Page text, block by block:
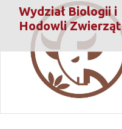
Wydział Biologii i
Hodowli Zwierząt